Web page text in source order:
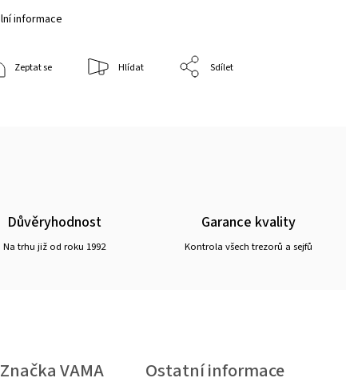
informace
Zeptat se Hlídat Sdílet
Důvěryhodnost
Na trhu již od roku 1992
Garance kvality
Kontrola všech trezorů a sejfů
ZnačkaVAMA Ostatní informace